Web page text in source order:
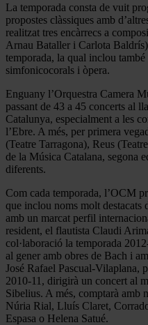
La temporada consta de vuit
propostes clàssiques amb
realitzat tres encàrrecs a
Arnau Bataller i Carlota
temporada, la qual inclou
simfonicocorals i òpera.
Enguany l’Orquestra Camera
passant de 43 a 45 concerts al
Catalunya, especialment a les
l’Ebre. A més, per primera
(Teatre Tarragona), Reus
de la Música Catalana, segona
diferents.
Com cada temporada, l’OCM
que inclou noms molt destacats
amb un marcat perfil
resident, el flautista Claudi
col·laboració la temporada
al gener amb obres de Bach i
José Rafael Pascual-Vilaplana,
2010-11, dirigirà un concert al
Sibelius. A més, comptarà amb
Núria Rial, Lluís Claret,
Espasa o Helena Satué.